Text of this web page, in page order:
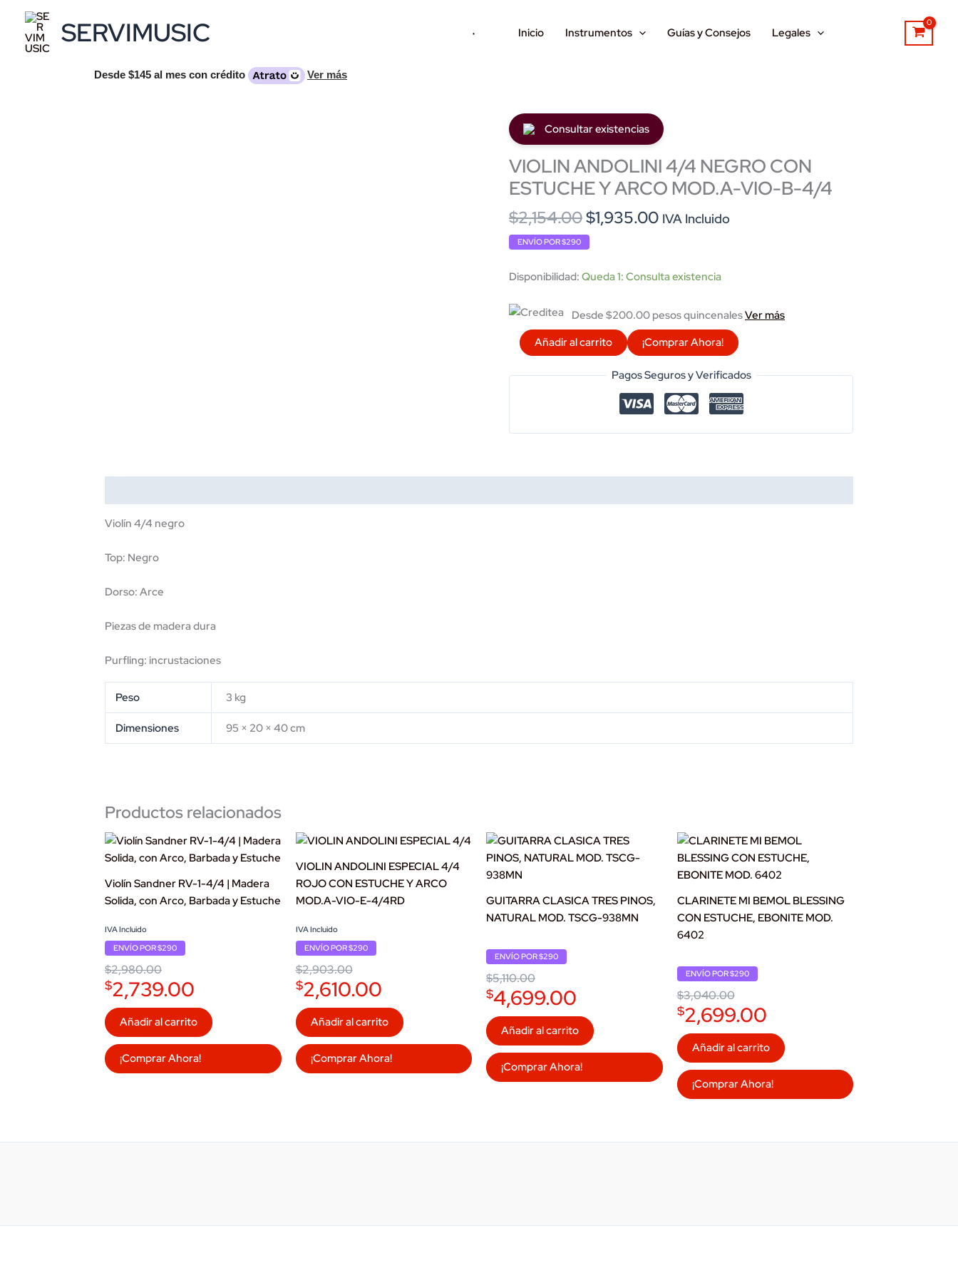
contenido
SERVIMUSIC Inicio Instrumentos Guías y Consejos Legales
Desde $145 al mes con crédito Ver más
Consultar existencias
VIOLIN ANDOLINI 4/4 NEGRO CON
ESTUCHE Y ARCO MOD.A-VIO-B-4/4
$2,154.00Original
price
was:
$2,154.00.
$1,935.00Current
$1,935.00.
IVA Incluido
ENVÍO POR $290
Disponibilidad: Queda 1: Consulta existencia
Desde $200.00 pesos quincenalesVer más
VIOLIN
ANDOLINI
MOD.A-
B-
Añadir al carrito ¡Comprar Ahora!
Pagos Seguros y Verificados
Violín 4/4 negro
Top: Negro
Dorso: Arce
Piezas de madera dura
Purfling: incrustaciones
Peso 3 kg
Dimensiones 95 × 20 × 40 cm
Productos relacionados
Violín Sandner RV-1-4/4 | Madera
Solida, con Arco, Barbada y Estuche
$2,980.00
Original
price
was:
$2,980.00.
$2,739.00
Current
price
is:
$2,739.00.
IVA Incluido
ENVÍO POR $290
Añadir al carrito
¡Comprar Ahora!
VIOLIN ANDOLINI ESPECIAL 4/4
ROJO CON ESTUCHE Y ARCO
MOD.A-VIO-E-4/4RD
$2,903.00
Original
price
was:
$2,903.00.
$2,610.00
Current
price
is:
$2,610.00.
IVA Incluido
ENVÍO POR $290
Añadir al carrito
¡Comprar Ahora!
GUITARRA CLASICA TRES PINOS,
NATURAL MOD. TSCG-938MN
$5,110.00
Original
price
was:
$5,110.00.
$4,699.00
Current
price
is:
$4,699.00.
ENVÍO POR $290
Añadir al carrito
¡Comprar Ahora!
CLARINETE MI BEMOL BLESSING
CON ESTUCHE, EBONITE MOD.
6402
$3,040.00
Original
price
was:
$3,040.00.
$2,699.00
Current
price
is:
$2,699.00.
ENVÍO POR $290
Añadir al carrito
¡Comprar Ahora!